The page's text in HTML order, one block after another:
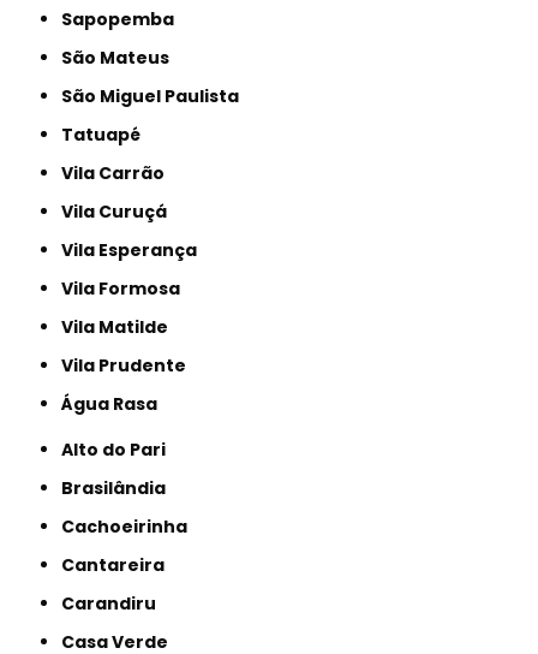
Sapopemba
São Mateus
São Miguel Paulista
Tatuapé
Vila Carrão
Vila Curuçá
Vila Esperança
Vila Formosa
Vila Matilde
Vila Prudente
Água Rasa
Alto do Pari
Brasilândia
Cachoeirinha
Cantareira
Carandiru
Casa Verde